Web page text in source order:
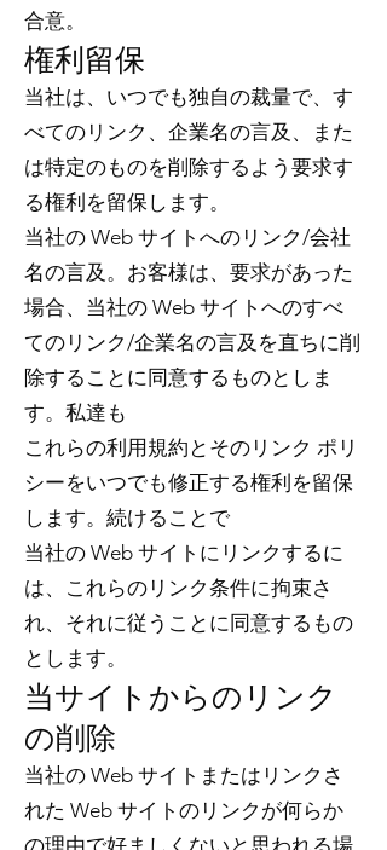
合意。
権利留保
当社は、いつでも独自の裁量で、す
べてのリンク、企業名の言及、また
は特定のものを削除するよう要求す
る権利を留保します。
当社の Web サイトへのリンク/会社
名の言及。お客様は、要求があった
場合、当社の Web サイトへのすべ
てのリンク/企業名の言及を直ちに削
除することに同意するものとしま
す。私達も
これらの利用規約とそのリンク ポリ
シーをいつでも修正する権利を留保
します。続けることで
当社の Web サイトにリンクするに
は、これらのリンク条件に拘束さ
れ、それに従うことに同意するもの
とします。
当サイトからのリンク
の削除
当社の Web サイトまたはリンクさ
れた Web サイトのリンクが何らか